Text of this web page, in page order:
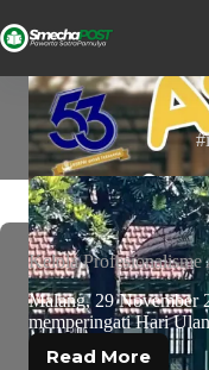
Kelola
Malang, 29 November
memperingati Hari
Read More